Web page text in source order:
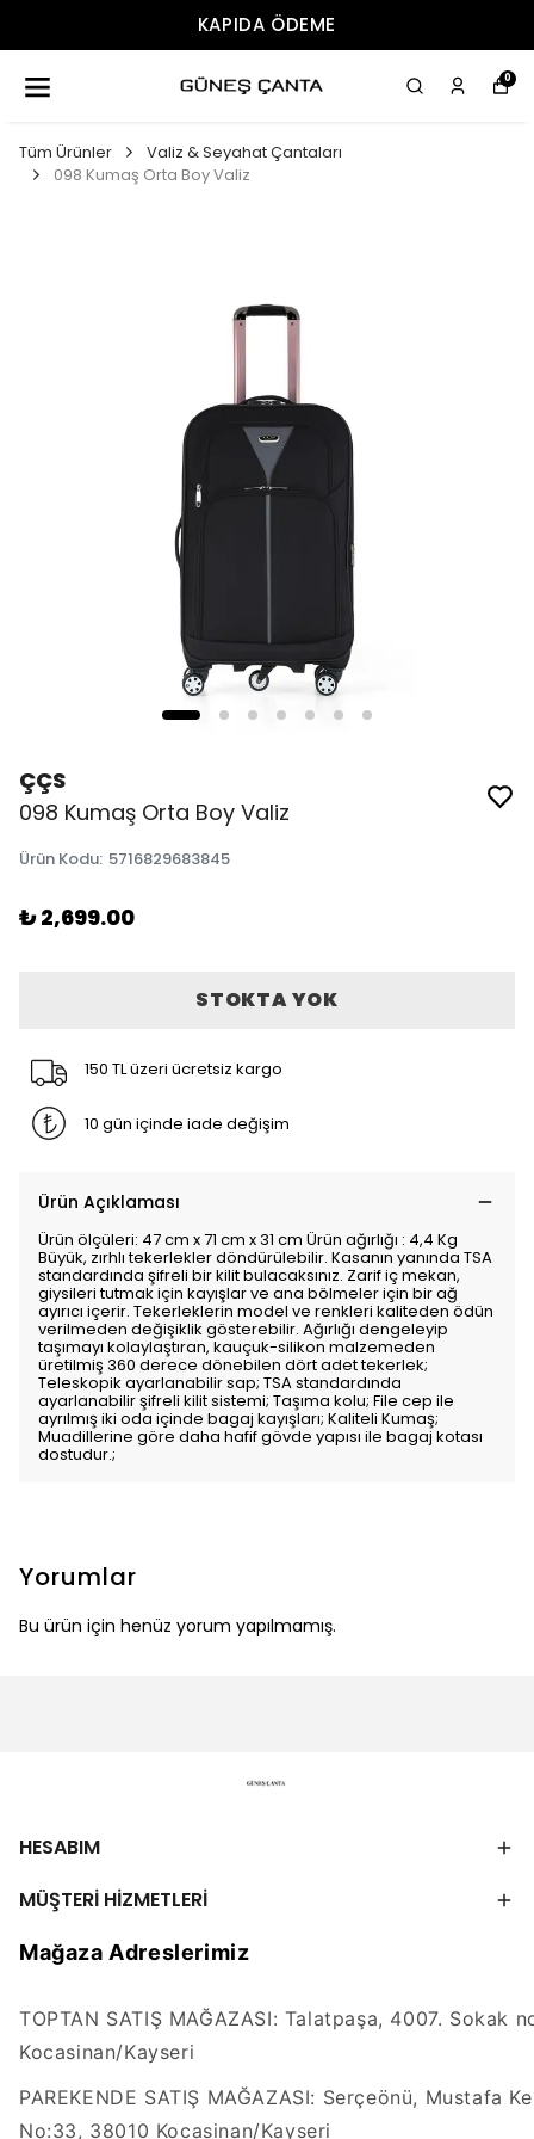
0
Tüm Ürünler
Valiz & Seyahat Çantaları
098 Kumaş Orta Boy Valiz
ÇÇS
098 Kumaş Orta Boy Valiz
Ürün Kodu: 5716829683845
₺ 2,699.00
STOKTA YOK
150 TL üzeri ücretsiz kargo
10 gün içinde iade değişim
Ürün Açıklaması
Ürün ölçüleri: 47 cm x 71 cm x 31 cm Ürün ağırlığı : 4,4 Kg
Büyük, zırhlı tekerlekler döndürülebilir. Kasanın yanında TSA
standardında şifreli bir kilit bulacaksınız. Zarif iç mekan,
giysileri tutmak için kayışlar ve ana bölmeler için bir ağ
ayırıcı içerir. Tekerleklerin model ve renkleri kaliteden ödün
verilmeden değişiklik gösterebilir. Ağırlığı dengeleyip
taşımayı kolaylaştıran, kauçuk-silikon malzemeden
üretilmiş 360 derece dönebilen dört adet tekerlek;
Teleskopik ayarlanabilir sap; TSA standardında
ayarlanabilir şifreli kilit sistemi; Taşıma kolu; File cep ile
ayrılmış iki oda içinde bagaj kayışları; Kaliteli Kumaş;
Muadillerine göre daha hafif gövde yapısı ile bagaj kotası
dostudur.;
Yorumlar
Bu ürün için henüz yorum yapılmamış.
HESABIM
MÜŞTERİ HİZMETLERİ
Mağaza Adreslerimiz
TOPTAN SATIŞ MAĞAZASI: Talatpaşa, 4007. Sokak
Kocasinan/Kayseri
PAREKENDE SATIŞ MAĞAZASI: Serçeönü, Mustafa
No:33, 38010 Kocasinan/Kayseri